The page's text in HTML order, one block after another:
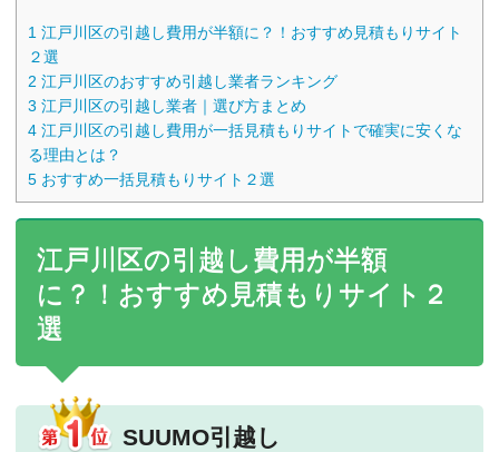
1 江戸川区の引越し費用が半額に？！おすすめ見積もりサイト
２選
2 江戸川区のおすすめ引越し業者ランキング
3 江戸川区の引越し業者｜選び方まとめ
4 江戸川区の引越し費用が一括見積もりサイトで確実に安くな
る理由とは？
5 おすすめ一括見積もりサイト２選
江戸川区の引越し費用が半額
に？！おすすめ見積もりサイト２
選
SUUMO引越し